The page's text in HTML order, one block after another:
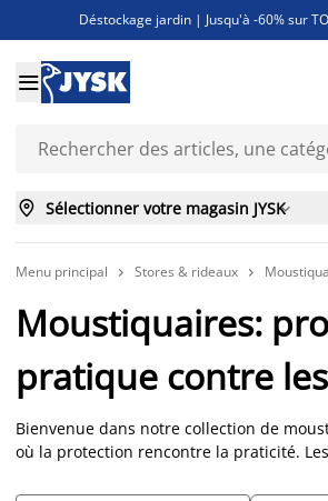
Déstockage jardin | Jusqu'à -60% sur
Jusqu'à -50% sur une sélection
Découvrez les nouveautés de la

 Sélectionner votre magasin JYSK
Menu principal  Stores & rideaux 
Moustiquaires:
pratique contre
Bienvenue dans notre collection de
où la protection rencontre la praticité.